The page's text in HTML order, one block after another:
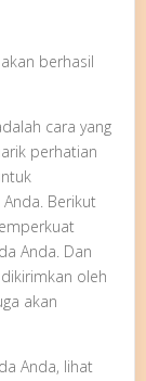
berhasil
cara yang
perhatian
Berikut
Anda. Dan
oleh
akan
Anda, lihat